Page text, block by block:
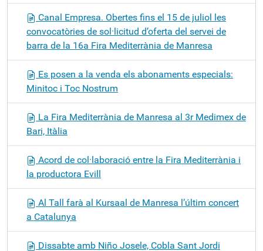
Canal Empresa. Obertes fins el 15 de juliol les
convocatòries de sol·licitud d’oferta del servei de
barra de la 16a Fira Mediterrània de Manresa
Es posen a la venda els abonaments especials:
Minitoc i Toc Nostrum
La Fira Mediterrània de Manresa al 3r Medimex de
Bari, Itàlia
Acord de col·laboració entre la Fira Mediterrània i
la productora Evill
Al Tall farà al Kursaal de Manresa l’últim concert
a Catalunya
Dissabte amb Niño Josele, Cobla Sant Jordi